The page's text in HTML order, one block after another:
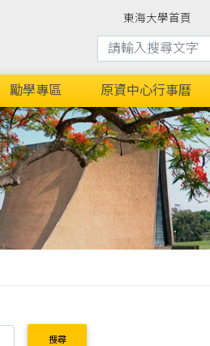
東海大學首頁
勵學專區 原資中心行事曆
搜尋